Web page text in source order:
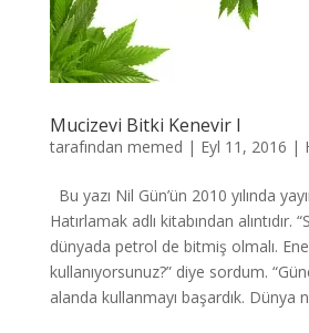
Mucizevi Bitki Kenevir I
tarafından memed | Eyl 11, 2016 |
Bu yazı Nil Gün’ün 2010 yılında
Hatırlamak adlı kitabından alıntıdır.
dünyada petrol de bitmiş olmalı.
kullanıyorsunuz?” diye sordum.
alanda kullanmayı başardık. Dünya